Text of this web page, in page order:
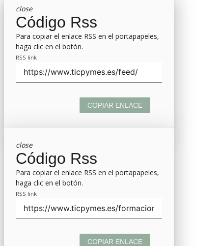
close
Código Rss
Para copiar el enlace RSS en el portapapeles,
haga clic en el botón.
RSS link
COPIAR ENLACE
close
Código Rss
Para copiar el enlace RSS en el portapapeles,
haga clic en el botón.
RSS link
COPIAR ENLACE